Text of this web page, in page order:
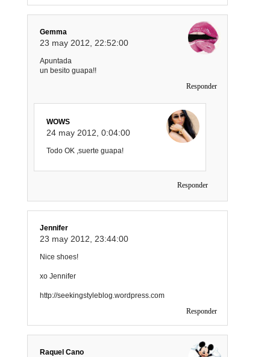
Gemma
23 may 2012, 22:52:00
Apuntada
un besito guapa!!
Responder
WOWS
24 may 2012, 0:04:00
Todo OK ,suerte guapa!
Responder
Jennifer
23 may 2012, 23:44:00
Nice shoes!
xo Jennifer
http://seekingstyleblog.wordpress.com
Responder
Raquel Cano